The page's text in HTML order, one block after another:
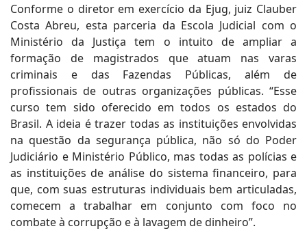
Conforme o diretor em exercício da Ejug, juiz Clauber
Costa Abreu, esta parceria da Escola Judicial com o
Ministério da Justiça tem o intuito de ampliar a
formação de magistrados que atuam nas varas
criminais e das Fazendas Públicas, além de
profissionais de outras organizações públicas. “Esse
curso tem sido oferecido em todos os estados do
Brasil. A ideia é trazer todas as instituições envolvidas
na questão da segurança pública, não só do Poder
Judiciário e Ministério Público, mas todas as polícias e
as instituições de análise do sistema financeiro, para
que, com suas estruturas individuais bem articuladas,
comecem a trabalhar em conjunto com foco no
combate à corrupção e à lavagem de dinheiro”.